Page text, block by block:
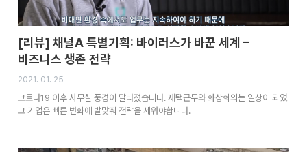
[리뷰] 채널A 특별기획: 바이러스가 바꾼 세계 –
비즈니스 생존 전략
2021. 01. 25
코로나19 이후 사무실 풍경이 달라졌습니다. 재택근무와 화상회의는 일상이 되었
고 기업은 빠른 변화에 발맞춰 전략을 세워야합니다.